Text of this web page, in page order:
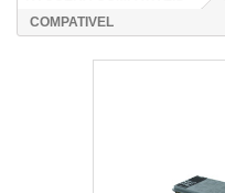
COMPATIVEL